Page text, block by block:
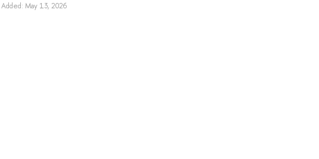
Added: May 13, 2026